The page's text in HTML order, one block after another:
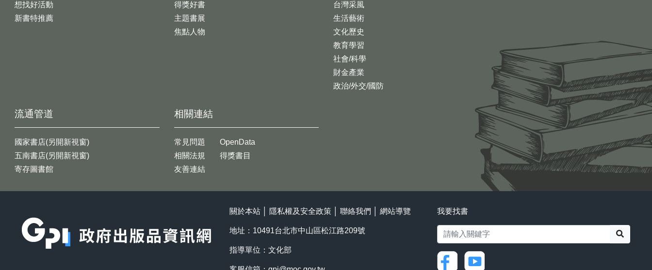
想找好活動
新書特推薦
台灣采風
生活藝術
文化歷史
教育學習
社會/科學
財金產業
政治/外交/國防
得獎好書
主題書展
焦點人物
流通管道
國家書店(另開新視窗)
五南書店(另開新視窗)
寄存圖書館
相關連結
常見問題
相關法規
友善連結
OpenData
得獎書目
關於本站 隱私權及安全政策 聯絡我們 網站導覽
地址：10491台北市中山區松江路209號
指導單位：文化部
我要找書